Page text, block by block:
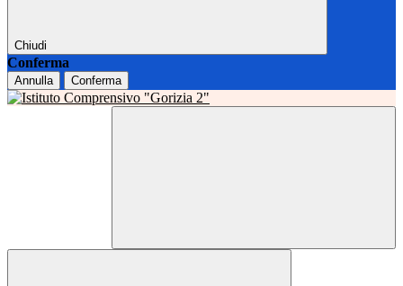
Chiudi
Conferma
Annulla Conferma